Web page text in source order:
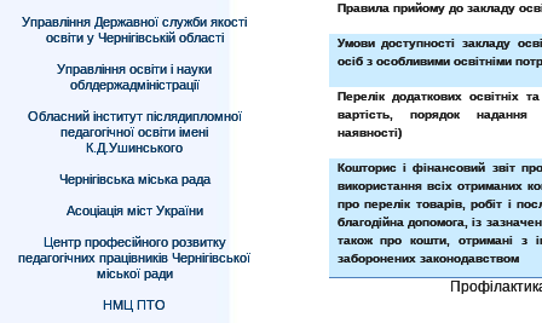
Управління Державної служби якості
освіти у Чернігівській області
Управління освіти і науки
облдержадміністрації
Обласний інститут післядипломної
педагогічної освіти імені
К.Д.Ушинського
Чернігівська міська рада
Асоціація міст України
Центр професійного розвитку
педагогічних працівників Чернігівської
міської ради
НМЦ ПТО
Правила прийому до закладу
Умови доступності закладу
осіб з особливими освітніми
Перелік додаткових освітніх
вартість, порядок
наявності)
Кошторис і фінансовий звіт
використання всіх отриманих
про перелік товарів, робіт і
благодійна допомога, із
також про кошти, отримані з
заборонених законодавством